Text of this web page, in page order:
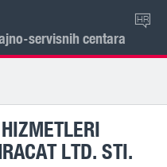
servisnih centara
HR
LTD. STI.